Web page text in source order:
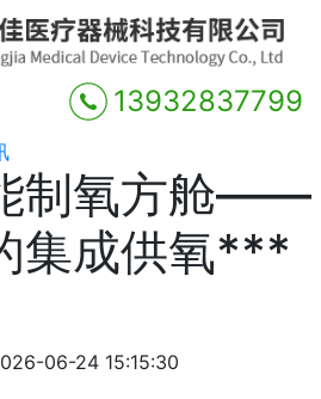
13932837799
制氧方舱——
集成供氧***
06-24 15:15:30